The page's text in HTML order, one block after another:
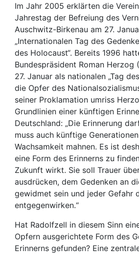
Im Jahr 2005 erklärten die
Jahrestag der Befreiung des
Auschwitz-Birkenau am 27.
„Internationalen Tag des
des Holocaust“. Bereits 1996
Bundespräsident Roman Herzog
27. Januar als nationalen „Tag
die Opfer des
seiner Proklamation umriss
Grundlinien einer künftigen
Deutschland: „Die Erinnerung
muss auch künftige
Wachsamkeit mahnen. Es ist
eine Form des Erinnerns zu
Zukunft wirkt. Sie soll Trauer
ausdrücken, dem Gedenken an
gewidmet sein und jeder Gefahr
entgegenwirken.“
Hat Radolfzell in diesem Sinn
Opfern ausgerichtete Form des
Erinnerns gefunden? Eine